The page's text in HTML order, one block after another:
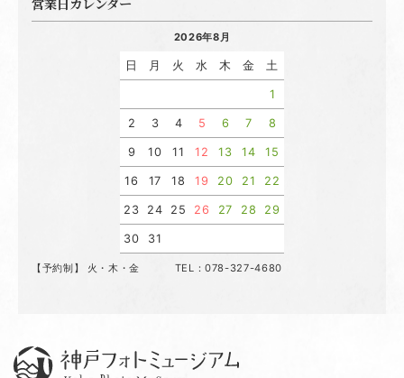
2026年8月
日 月 火 水 木 金 土
1
2 3 4 5 6 7 8
9 10 11 12 13 14 15
16 17 18 19 20 21 22
23 24 25 26 27 28 29
30 31
【予約制】 火・木・金 TEL：078-327-4680